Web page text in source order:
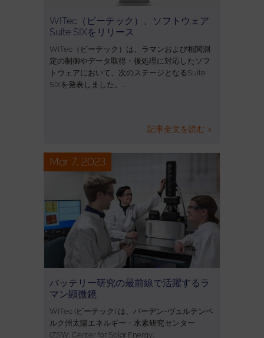
WITec（ビーテック）、ソフトウェア
Suite SIXをリリース
WITec（ビーテック）は、ラマンおよび相関測
定の制御やデータ取得・後処理に対応したソフ
トウェアにおいて、次のステージとなるSuite
SIXを発表しました。…
記事全文を読む >
Mar 7, 2023
バッテリー研究の最前線で活躍するラ
マン顕微鏡
WITec (ビーテック) は、バーデン=ヴュルテンベ
ルク州太陽エネルギー・水素研究センター
(ZSW, Center for Solar Energy…